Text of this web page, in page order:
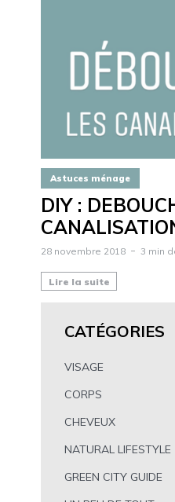
Astuces ménage
DIY :
28 novembre 2018 3 min
Lire la suite
CATÉGORIES
VISAGE
CORPS
CHEVEUX
NATURAL LIFESTYLE
GREEN CITY GUIDE